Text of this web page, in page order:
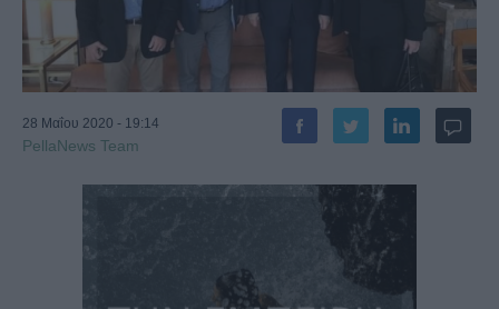
28 Μαΐου 2020 - 19:14
PellaNews Team